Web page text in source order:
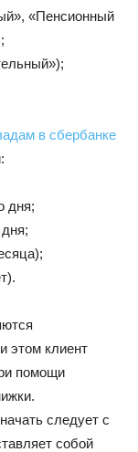
«Пенсионный
в сбербанке
дня;
этом клиент
помощи
следует с
собой